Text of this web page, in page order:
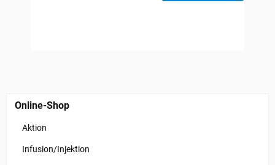
Online-Shop
Aktion
Infusion/Injektion